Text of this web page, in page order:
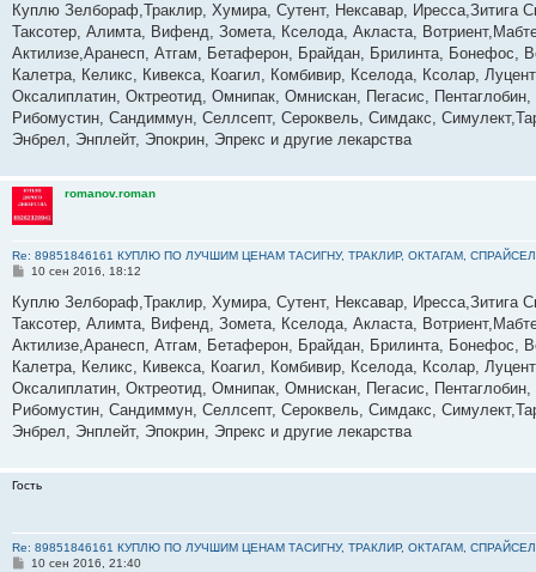
о
б
щ
е
и
е
Куплю Зелбораф,Траклир, Хумира, Сутент, Нексавар, Иресса,Зитига
Таксотер, Алимта, Вифенд, Зомета, Кселода, Акласта,
Актилизе,Аранесп, Атгам, Бетаферон, Брайдан, Брилинта, Бонефос,
Калетра, Келикс, Кивекса, Коагил, Комбивир, Кселода, Ксолар,
Оксалиплатин, Октреотид, Омнипак, Омнискан, Пегасис,
Рибомустин, Сандиммун, Селлсепт, Сероквель, Симдакс,
Энбрел, Энплейт, Эпокрин, Эпрекс и другие лекарства
romanov.roman
Re: 89851846161 КУПЛЮ ПО ЛУЧШИМ ЦЕНАМ ТАСИГНУ, ТРАКЛИР, ОКТАГАМ,
С
о
б
щ
е
и
е
10 сен 2016, 18:12
Куплю Зелбораф,Траклир, Хумира, Сутент, Нексавар, Иресса,Зитига
Таксотер, Алимта, Вифенд, Зомета, Кселода, Акласта,
Актилизе,Аранесп, Атгам, Бетаферон, Брайдан, Брилинта, Бонефос,
Калетра, Келикс, Кивекса, Коагил, Комбивир, Кселода, Ксолар,
Оксалиплатин, Октреотид, Омнипак, Омнискан, Пегасис,
Рибомустин, Сандиммун, Селлсепт, Сероквель, Симдакс,
Энбрел, Энплейт, Эпокрин, Эпрекс и другие лекарства
Гость
Re: 89851846161 КУПЛЮ ПО ЛУЧШИМ ЦЕНАМ ТАСИГНУ, ТРАКЛИР, ОКТАГАМ,
С10 сен 2016, 21:40